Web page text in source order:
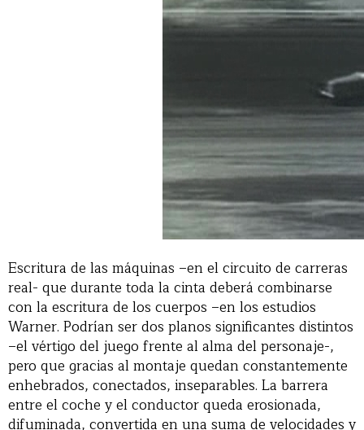
Escritura de las máquinas –en el circuito de carreras
real- que durante toda la cinta deberá combinarse
con la escritura de los cuerpos –en los estudios
Warner. Podrían ser dos planos significantes distintos
–el vértigo del juego frente al alma del personaje-,
pero que gracias al montaje quedan constantemente
enhebrados, conectados, inseparables. La barrera
entre el coche y el conductor queda erosionada,
difuminada, convertida en una suma de velocidades y